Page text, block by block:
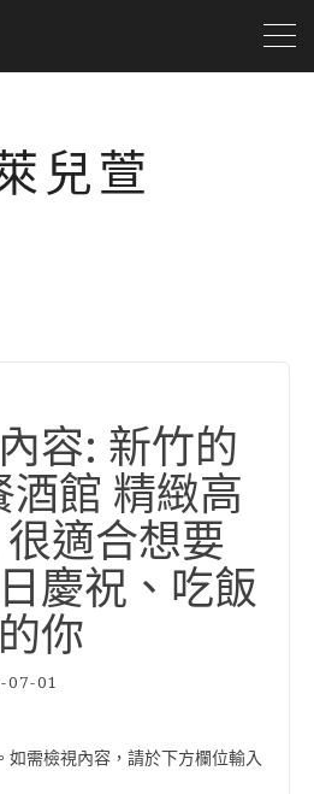
兒萱
容: 新竹的
酒館 精緻高
適合想要
慶祝、吃飯
你
07-01
如需檢視內容，請於下方欄位輸入